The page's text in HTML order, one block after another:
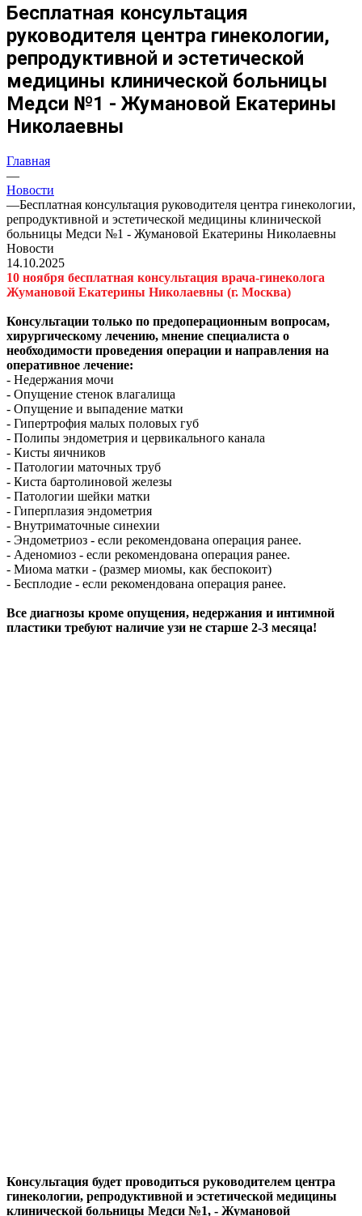
Бесплатная консультация
руководителя центра гинекологии,
репродуктивной и эстетической
медицины клинической больницы
Медси №1 - Жумановой Екатерины
Николаевны
Главная
—
Новости
—Бесплатная консультация руководителя центра гинекологии,
репродуктивной и эстетической медицины клинической
больницы Медси №1 - Жумановой Екатерины Николаевны
Новости
14.10.2025
10 ноября бесплатная консультация врача-гинеколога
Жумановой Екатерины Николаевны (г. Москва)
Консультации только по предоперационным вопросам,
хирургическому лечению, мнение специалиста о
необходимости проведения операции и направления на
оперативное лечение:
- Недержания мочи
- Опущение стенок влагалища
- Опущение и выпадение матки
- Гипертрофия малых половых губ
- Полипы эндометрия и цервикального канала
- Кисты яичников
- Патологии маточных труб
- Киста бартолиновой железы
- Патологии шейки матки
- Гиперплазия эндометрия
- Внутриматочные синехии
- Эндометриоз - если рекомендована операция ранее.
- Аденомиоз - если рекомендована операция ранее.
- Миома матки - (размер миомы, как беспокоит)
- Бесплодие - если рекомендована операция ранее.
Все диагнозы кроме опущения, недержания и интимной
пластики требуют наличие узи не старше 2-3 месяца!
Консультация будет проводиться руководителем центра
гинекологии, репродуктивной и эстетической медицины
клинической больницы Медси №1, - Жумановой